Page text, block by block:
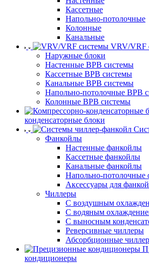
Кассетные
Напольно-потолочные
Колонные
Канальные
VRV/VRF
Наружные блоки
Настенные ВРВ системы
Кассетные ВРВ системы
Канальные ВРВ системы
Напольно-потолочные ВРВ
Колонные ВРВ системы
конденсаторные блоки
Фанкойлы
Настенные фанкойлы
Кассетные фанкойлы
Канальные фанкойлы
Напольно-потолочные
Аксессуары для
Чиллеры
С воздушным
С водяным
С выносным
Реверсивные чиллеры
Абсорбционные
кондиционеры